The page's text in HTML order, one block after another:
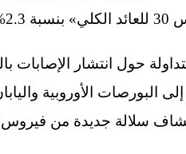
نقطة.
حول انتشار
البورصات الأوروبية
سلالة جديدة من فيروس